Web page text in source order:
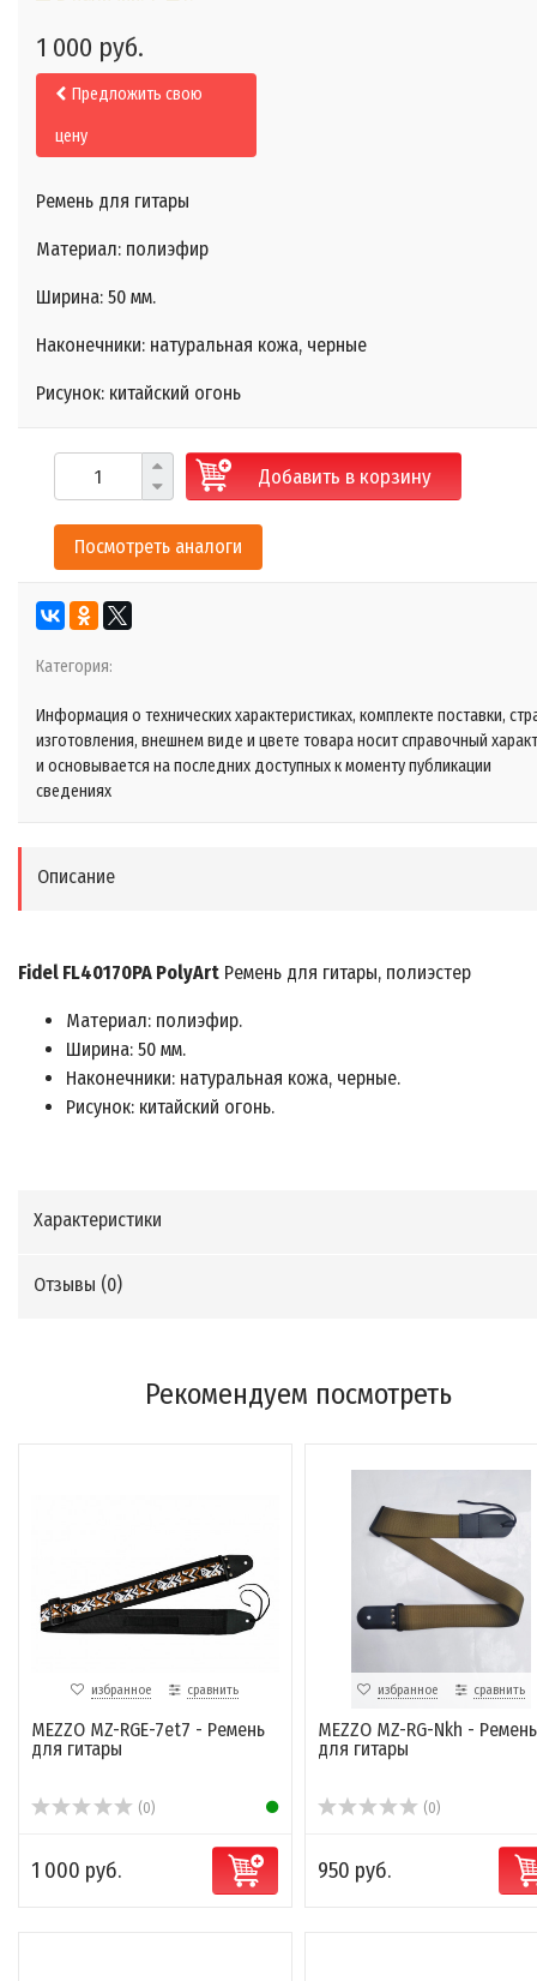
1 000 руб.
Предложить свою
цену
Ремень для гитары
Материал: полиэфир
Ширина: 50 мм.
Наконечники: натуральная кожа, черные
Рисунок: китайский огонь
Добавить в корзину
Посмотреть аналоги
Категория:
Информация о технических характеристиках, комплекте поставки,
изготовления, внешнем виде и цвете товара носит справочный
и основывается на последних доступных к моменту публикации
сведениях
Описание
Fidel FL40170PA PolyArt Ремень для гитары, полиэстер
Материал: полиэфир.
Ширина: 50 мм.
Наконечники: натуральная кожа, черные.
Рисунок: китайский огонь.
Характеристики
Отзывы (0)
Рекомендуем посмотреть
избранное сравнить
MEZZO MZ-RGЕ-7et7 - Ремень
для гитары
(0)
1 000 руб.
избранное сравнить
MEZZO MZ-RG-Nkh - Ремень
для гитары
(0)
950 руб.